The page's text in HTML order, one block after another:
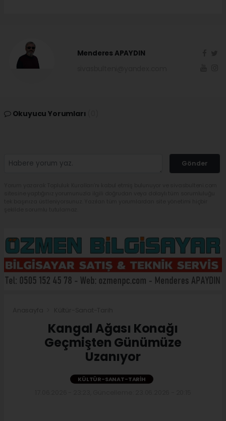
Menderes APAYDIN
Okuyucu Yorumları
Gönder
Kangal Ağası Konağı
Geçmişten Günümüze
Uzanıyor
KÜLTÜR-SANAT-TARIH